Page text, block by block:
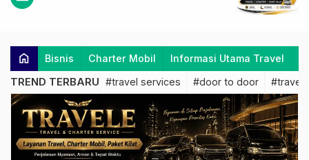
home Bisnis Charter Mobil Informasi Utama Travel
TREND TERBARU #travel services #door to door #travel